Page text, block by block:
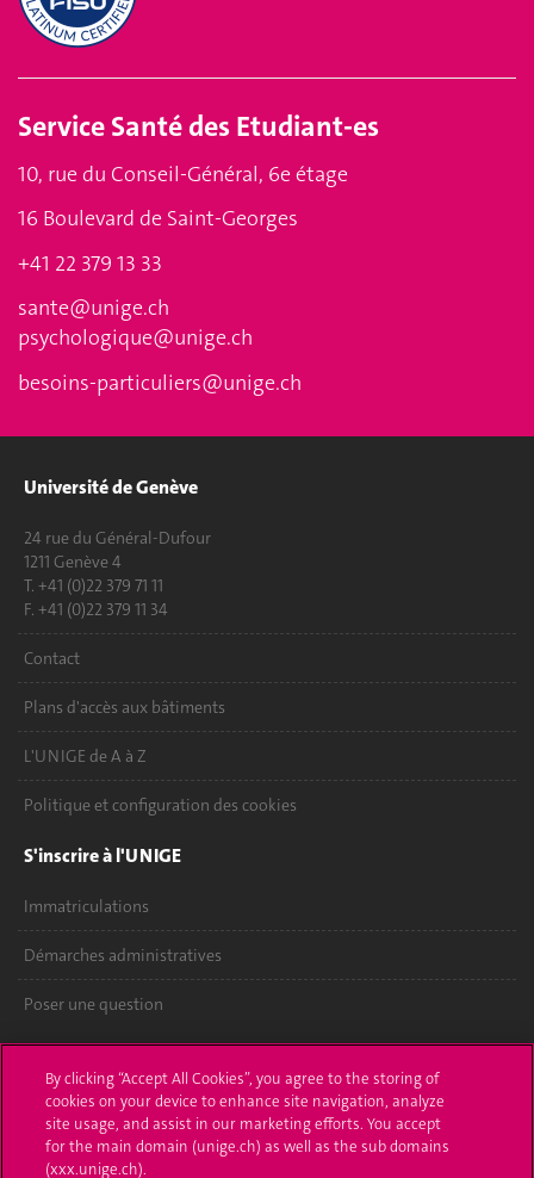
ServiceSanté des Etudiant-es
10, rue du Conseil-Général, 6e étage
16 Boulevard de Saint-Georges
+41 22 379 13 33
sante@unige.ch
psychologique@unige.ch
besoins-particuliers@unige.ch
Université de Genève
24 rue du Général-Dufour
1211 Genève 4
T. +41 (0)22 379 71 11
F. +41 (0)22 379 11 34
Contact
Plans d'accès aux bâtiments
L'UNIGE de A à Z
Politique et configuration des cookies
S'inscrire à l'UNIGE
Immatriculations
Démarches administratives
Poser une question
L'UNIGE vous informe
UNIGE Mobile
Médias
By clicking “Accept All Cookies”, you agree to the storing of
cookies on your device to enhance site navigation, analyze
site usage, and assist in our marketing efforts. You accept
for the main domain (unige.ch) as well as the sub domains
(xxx.unige.ch).